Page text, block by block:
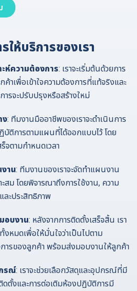
ให้บริการของเรา
ะห์ความต้องการ: เราจะเริ่มต้นด้วยการ
าเพื่อเข้าใจความต้องการที่แท้จริงและ
รจะปรับปรุงหรือสร้างใหม่
ง: ทีมงานมืออาชีพของเราจะดำเนินการ
บัติการตามแผนที่ได้ออกแบบไว้ โดย
จตามกำหนดเวลา
าน: ทีมงานของเราจะจัดทำแผนงาน
สม โดยพิจารณาถึงการใช้งาน, ความ
ละประสิทธิภาพ
อบงาน: หลังจากการติดตั้งเสร็จสิ้น เรา
งหมดเพื่อให้มั่นใจว่าเป็นไปตาม
การของลูกค้า พร้อมส่งมอบงานให้ลูกค้า
รณ์: เราจะช่วยเลือกวัสดุและอุปกรณ์ที่มี
ตั้งและการต่อเติมห้องปฏิบัติการมี